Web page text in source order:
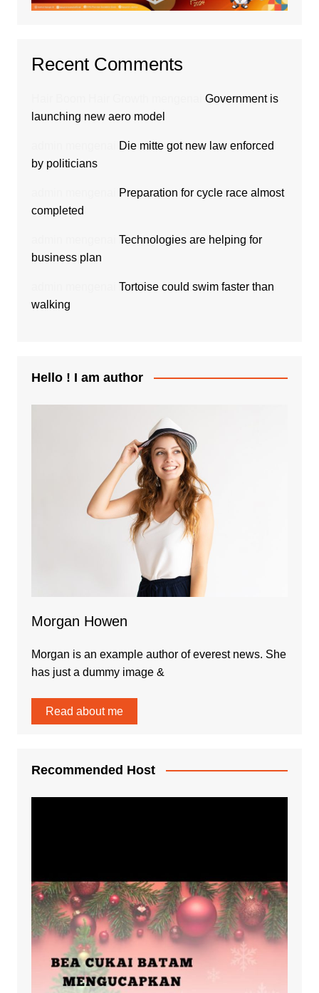
Recent Comments
Government is
launching new aero model
Die mitte got new law enforced
by politicians
Preparation for cycle race almost
completed
Technologies are helping for
business plan
Tortoise could swim faster than
walking
Hello ! I am author
Morgan Howen
Morgan is an example author of everest news. She
has just a dummy image &
Read about me
Recommended Host